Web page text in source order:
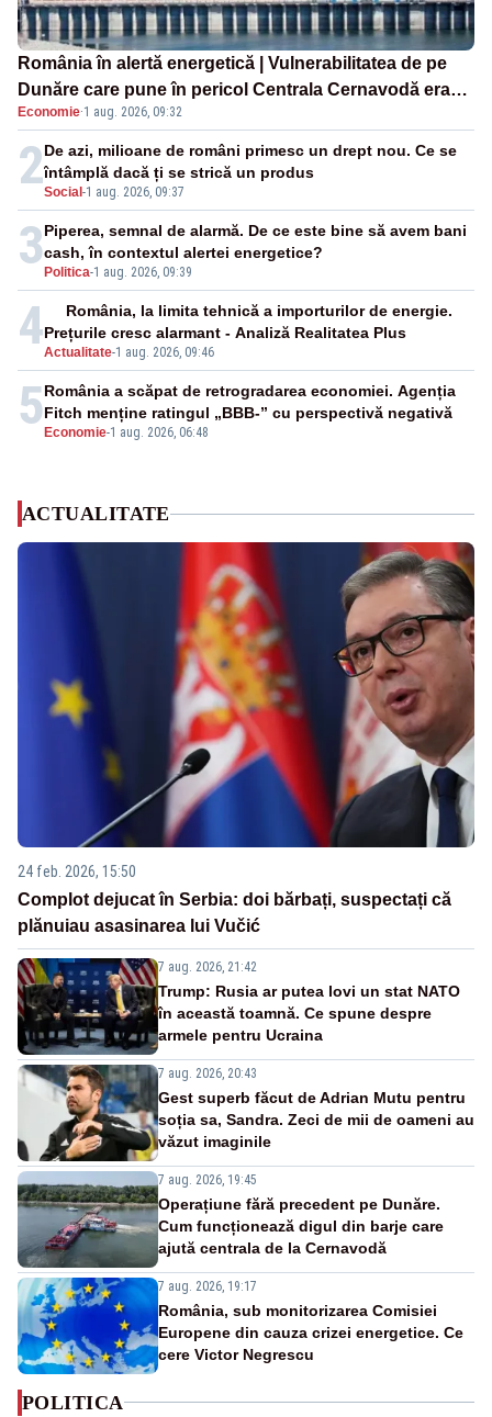
România în alertă energetică | Vulnerabilitatea de pe
Dunăre care pune în pericol Centrala Cernavodă era
cunoscută de pe vremea lui Ceaușescu
Economie·1 aug. 2026, 09:32
2Social -1 aug. 2026, 09:37
De azi, milioane de români primesc un drept nou. Ce se
întâmplă dacă ți se strică un produs
3 Politica-1 aug. 2026, 09:39
Piperea, semnal de alarmă. De ce este bine să avem bani
cash, în contextul alertei energetice?
4Actualitate-1 aug. 2026, 09:46
România, la limita tehnică a importurilor de energie.
Prețurile cresc alarmant - Analiză Realitatea Plus
5 Economie-1 aug. 2026, 06:48
România a scăpat de retrogradarea economiei. Agenția
Fitch menține ratingul „BBB-” cu perspectivă negativă
ACTUALITATE
24 feb. 2026, 15:50
Complot dejucat în Serbia: doi bărbați, suspectați că
plănuiau asasinarea lui Vučić
7 aug. 2026, 21:42
Trump: Rusia ar putea lovi un stat NATO
în această toamnă. Ce spune despre
armele pentru Ucraina
7 aug. 2026, 20:43
Gest superb făcut de Adrian Mutu pentru
soția sa, Sandra. Zeci de mii de oameni au
văzut imaginile
7 aug. 2026, 19:45
Operațiune fără precedent pe Dunăre.
Cum funcționează digul din barje care
ajută centrala de la Cernavodă
7 aug. 2026, 19:17
România, sub monitorizarea Comisiei
Europene din cauza crizei energetice. Ce
cere Victor Negrescu
POLITICA